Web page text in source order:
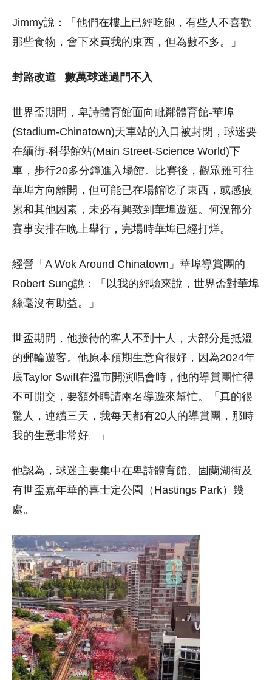
Jimmy說：「他們在樓上已經吃飽，有些人不喜歡
那些食物，會下來買我的東西，但為數不多。」
封路改道 數萬球迷過門不入
世界盃期間，卑詩體育館面向毗鄰體育館-華埠
(Stadium-Chinatown)天車站的入口被封閉，球迷要
在緬街-科學館站(Main Street-Science World)下
車，步行20多分鐘進入場館。比賽後，觀眾雖可往
華埠方向離開，但可能已在場館吃了東西，或感疲
累和其他因素，未必有興致到華埠遊逛。何況部分
賽事安排在晚上舉行，完場時華埠已經打烊。
經營「A Wok Around Chinatown」華埠導賞團的
Robert Sung說：「以我的經驗來說，世界盃對華埠
絲毫沒有助益。」
世盃期間，他接待的客人不到十人，大部分是抵溫
的郵輪遊客。他原本預期生意會很好，因為2024年
底Taylor Swift在溫市開演唱會時，他的導賞團忙得
不可開交，要額外聘請兩名導遊來幫忙。「真的很
驚人，連續三天，我每天都有20人的導賞團，那時
我的生意非常好。」
他認為，球迷主要集中在卑詩體育館、固蘭湖街及
有世盃嘉年華的喜士定公園（Hastings Park）幾
處。